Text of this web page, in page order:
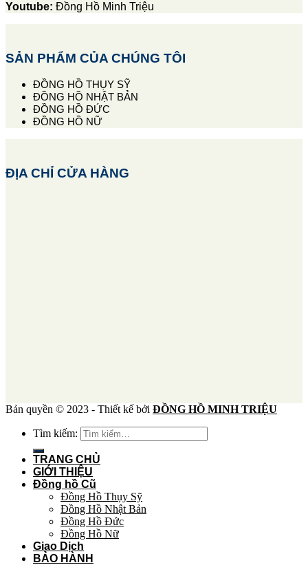
Youtube: Đồng Hồ Minh Triệu
SẢN PHẨM CỦA CHÚNG TÔI
ĐỒNG HỒ THỤY SỸ
ĐỒNG HỒ NHẬT BẢN
ĐỒNG HỒ ĐỨC
ĐỒNG HỒ NỮ
ĐỊA CHỈ CỬA HÀNG
Bản quyền © 2023 - Thiết kế bởi ĐỒNG HỒ MINH TRIỆU
Tìm kiếm:
TRANG CHỦ
GIỚI THIỆU
Đồng hồ Cũ
Đồng Hồ Thụy Sỹ
Đồng Hồ Nhật Bản
Đồng Hồ Đức
Đồng Hồ Nữ
Giao Dịch
BẢO HÀNH